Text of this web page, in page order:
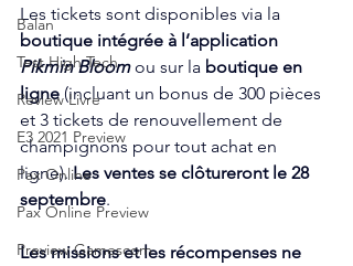
Balan
Test High Tech
Review Livre
E3 2021 Preview
Pax Online
Pax Online Preview
Preview Gamescom
Les tickets sont disponibles via la
boutique intégrée à l’application
Pikmin Bloom ou sur la boutique en
ligne (incluant un bonus de 300 pièces
et 3 tickets de renouvellement de
champignons pour tout achat en
ligne). Les ventes se clôtureront le 28
septembre.
Les missions et les récompenses ne